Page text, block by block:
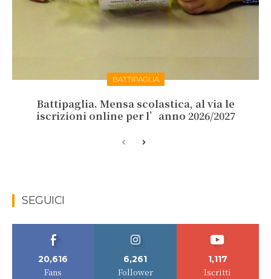
BATTIPAGLIA
Battipaglia. Mensa scolastica, al via le
iscrizioni online per l’anno 2026/2027
SEGUICI
20,616
Fans
6,261
Follower
1,117
Iscritti